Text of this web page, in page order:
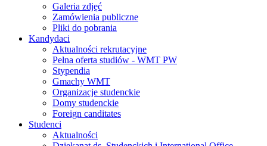
Galeria zdjęć
Zamówienia publiczne
Pliki do pobrania
Kandydaci
Aktualności rekrutacyjne
Pełna oferta studiów - WMT PW
Stypendia
Gmachy WMT
Organizacje studenckie
Domy studenckie
Foreign canditates
Studenci
Aktualności